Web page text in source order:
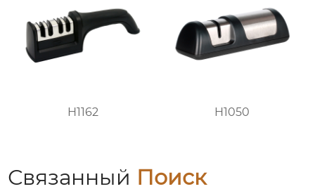
H1162 H1050
Связанный Поиск